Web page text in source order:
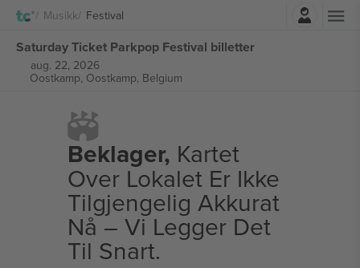
Musikk Festival
Saturday Ticket Parkpop Festival billetter
aug. 22, 2026
Oostkamp, Oostkamp, Belgium
Beklager, Kartet
Over Lokalet Er Ikke
Tilgjengelig Akkurat
Nå – Vi Legger Det
Til Snart.